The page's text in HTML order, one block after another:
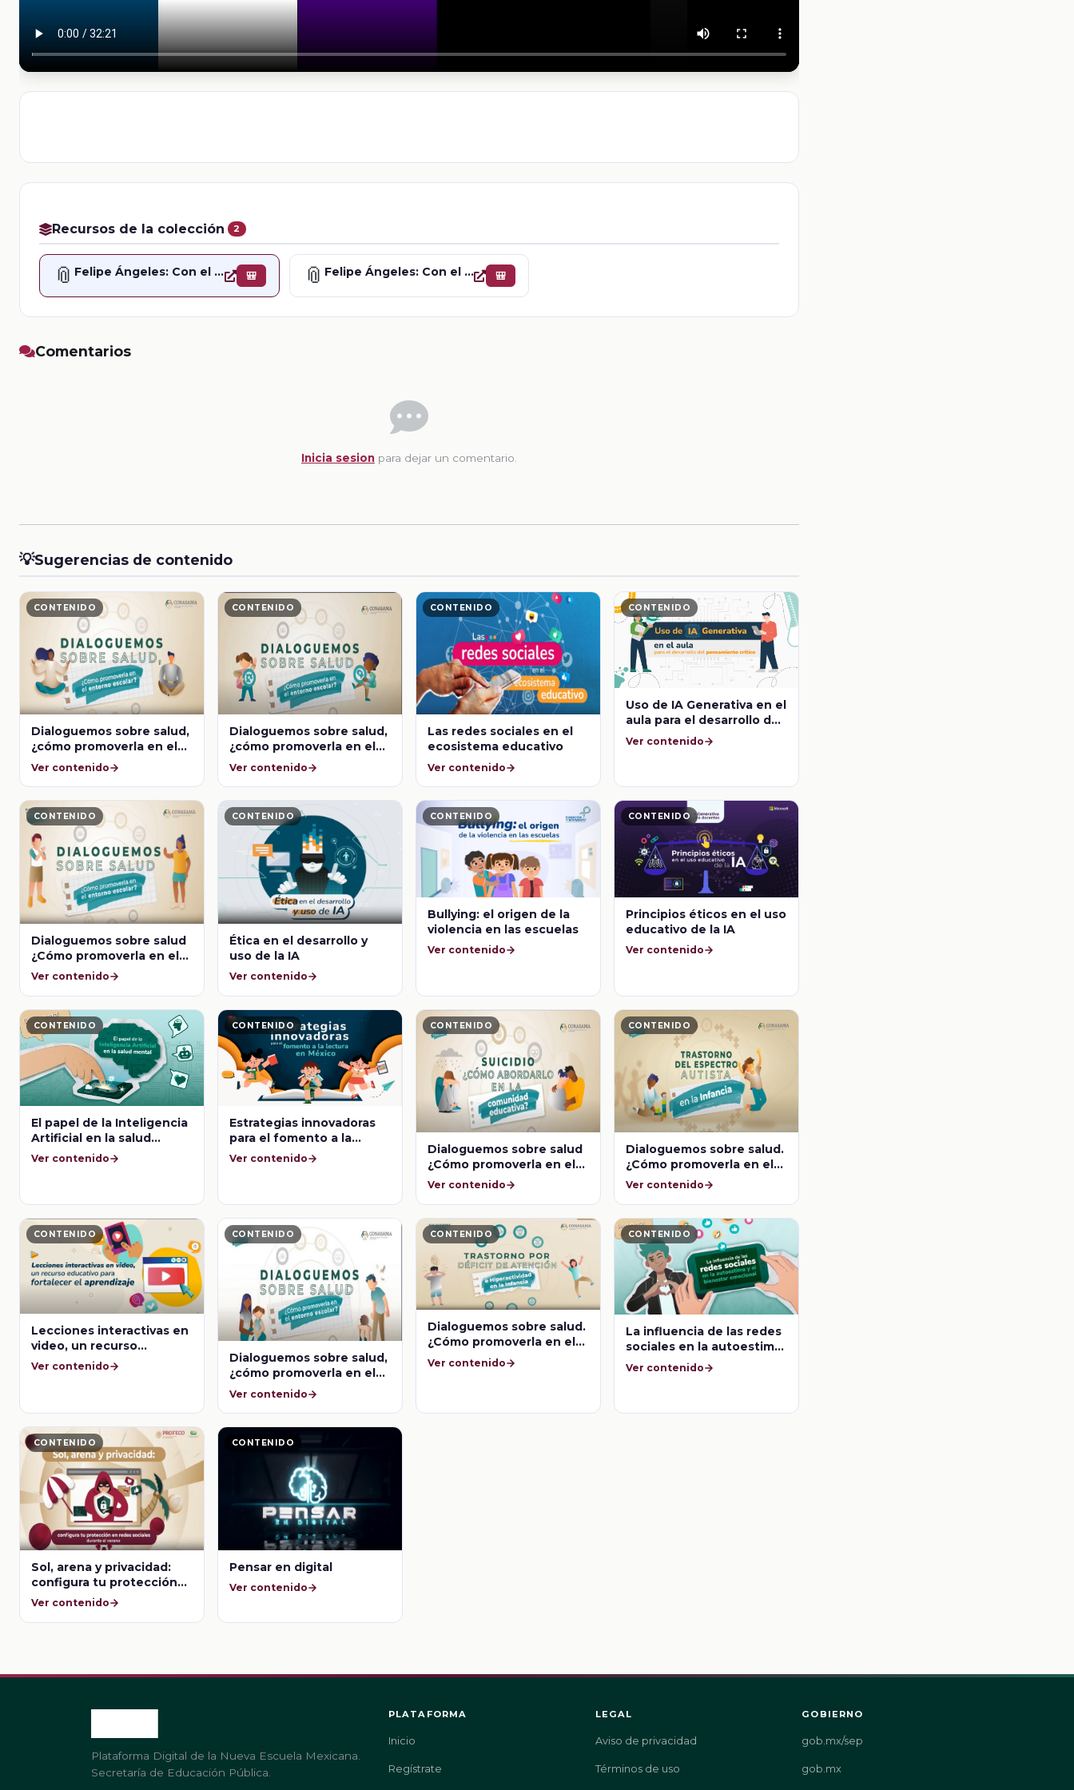
Recursos de la colección 2
📎 Felipe Ángeles: Con el espíritu en sí mismo. Parte 1 🎒 📎 Felipe Ángeles: Con el espíritu en sí mismo. Parte 2 🎒
Comentarios
Inicia sesion para dejar un comentario.
💡Sugerencias de contenido
CONTENIDO
Dialoguemos sobre salud,
¿cómo promoverla en el
entorno escolar? Vida
Ver contenido
CONTENIDO
Dialoguemos sobre salud,
¿cómo promoverla en el
entorno escolar? Salud
Ver contenido
CONTENIDO
Las redes sociales en el
ecosistema educativo
Ver contenido
CONTENIDO
Uso de IA Generativa en el
aula para el desarrollo del
pensamiento crítico
Ver contenido
CONTENIDO
Dialoguemos sobre salud
¿Cómo promoverla en el
entorno escolar? Acoso
Ver contenido
CONTENIDO
Ética en el desarrollo y
uso de la IA
Ver contenido
CONTENIDO
Bullying: el origen de la
violencia en las escuelas
Ver contenido
CONTENIDO
Principios éticos en el uso
educativo de la IA
Ver contenido
CONTENIDO
El papel de la Inteligencia
Artificial en la salud
mental
Ver contenido
CONTENIDO
Estrategias innovadoras
para el fomento a la
lectura en México
Ver contenido
CONTENIDO
Dialoguemos sobre salud
¿Cómo promoverla en el
entorno escolar? Suicidio,
Ver contenido
CONTENIDO
Dialoguemos sobre salud.
¿Cómo promoverla en el
entorno escolar?
Ver contenido
CONTENIDO
Lecciones interactivas en
video, un recurso
educativo para fortalecer
Ver contenido
CONTENIDO
Dialoguemos sobre salud,
¿cómo promoverla en el
entorno escolar? Estilos
de crianza y su impacto
Ver contenido
CONTENIDO
Dialoguemos sobre salud.
¿Cómo promoverla en el
entorno escolar?
Trastorno por Déficit de
Ver contenido
CONTENIDO
La influencia de las redes
sociales en la autoestima
y el bienestar emocional
Ver contenido
CONTENIDO
Sol, arena y privacidad:
configura tu protección
en redes sociales durante
Ver contenido
CONTENIDO
Pensar en digital
Ver contenido
Plataforma Digital de la Nueva Escuela Mexicana.
Secretaría de Educación Pública.
PLATAFORMA
Inicio
Regístrate
LEGAL
Aviso de privacidad
Términos de uso
GOBIERNO
gob.mx/sep
gob.mx